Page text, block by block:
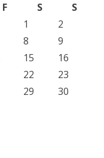
F S
S
1
2
8
9
15
16
22
23
29
30